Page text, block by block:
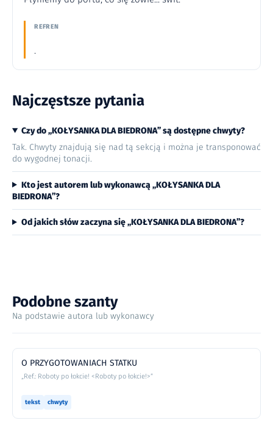
REFREN
.
Najczęstsze pytania
Czy do „KOŁYSANKA DLA BIEDRONA” są dostępne chwyty?
Tak. Chwyty znajdują się nad tą sekcją i można je transponować
do wygodnej tonacji.
Kto jest autorem lub wykonawcą „KOŁYSANKA DLA
BIEDRONA”?
Od jakich słów zaczyna się „KOŁYSANKA DLA BIEDRONA”?
Podobne szanty
Na podstawie autora lub wykonawcy
O PRZYGOTOWANIACH STATKU
„Ref.: Roboty po łokcie! <Roboty po łokcie!>”
tekst chwyty